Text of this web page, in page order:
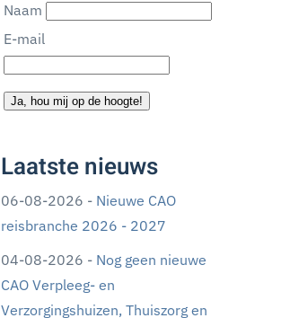
Naam
E-mail
Ja, hou mij op de hoogte!
Laatste nieuws
06-08-2026 - Nieuwe CAO
reisbranche 2026 - 2027
04-08-2026 - Nog geen nieuwe
CAO Verpleeg- en
Verzorgingshuizen, Thuiszorg en